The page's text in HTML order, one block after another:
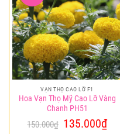
Add to
wishlist
VẠN THỌ CAO LỠ F1
Hoa Vạn Thọ Mỹ Cao Lỡ Vàng
Chanh PH51
150.000₫ Giá
135.000₫Giá